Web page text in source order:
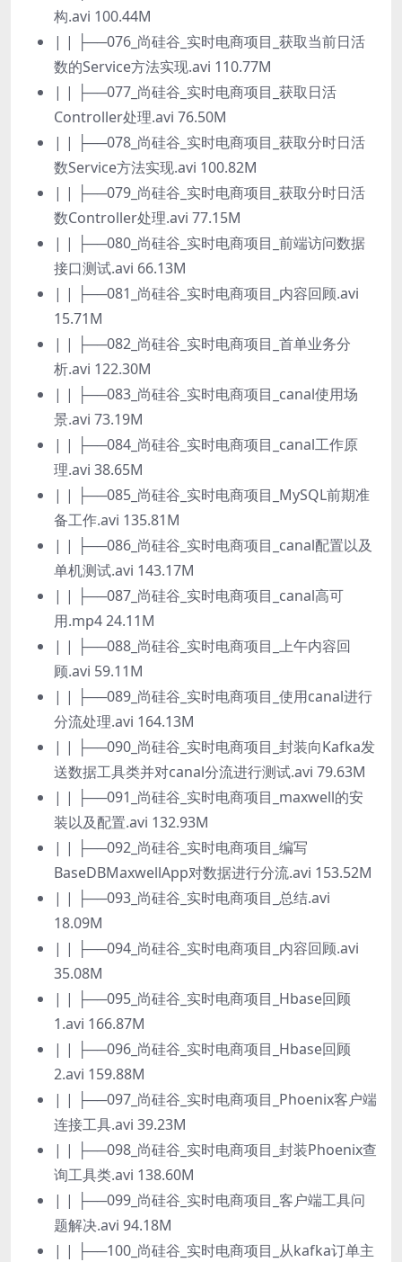
构.avi 100.44M
| | ├──076_尚硅谷_实时电商项目_获取当前日活
数的Service方法实现.avi 110.77M
| | ├──077_尚硅谷_实时电商项目_获取日活
Controller处理.avi 76.50M
| | ├──078_尚硅谷_实时电商项目_获取分时日活
数Service方法实现.avi 100.82M
| | ├──079_尚硅谷_实时电商项目_获取分时日活
数Controller处理.avi 77.15M
| | ├──080_尚硅谷_实时电商项目_前端访问数据
接口测试.avi 66.13M
| | ├──081_尚硅谷_实时电商项目_内容回顾.avi
15.71M
| | ├──082_尚硅谷_实时电商项目_首单业务分
析.avi 122.30M
| | ├──083_尚硅谷_实时电商项目_canal使用场
景.avi 73.19M
| | ├──084_尚硅谷_实时电商项目_canal工作原
理.avi 38.65M
| | ├──085_尚硅谷_实时电商项目_MySQL前期准
备工作.avi 135.81M
| | ├──086_尚硅谷_实时电商项目_canal配置以及
单机测试.avi 143.17M
| | ├──087_尚硅谷_实时电商项目_canal高可
用.mp4 24.11M
| | ├──088_尚硅谷_实时电商项目_上午内容回
顾.avi 59.11M
| | ├──089_尚硅谷_实时电商项目_使用canal进行
分流处理.avi 164.13M
| | ├──090_尚硅谷_实时电商项目_封装向Kafka发
送数据工具类并对canal分流进行测试.avi 79.63M
| | ├──091_尚硅谷_实时电商项目_maxwell的安
装以及配置.avi 132.93M
| | ├──092_尚硅谷_实时电商项目_编写
BaseDBMaxwellApp对数据进行分流.avi 153.52M
| | ├──093_尚硅谷_实时电商项目_总结.avi
18.09M
| | ├──094_尚硅谷_实时电商项目_内容回顾.avi
35.08M
| | ├──095_尚硅谷_实时电商项目_Hbase回顾
1.avi 166.87M
| | ├──096_尚硅谷_实时电商项目_Hbase回顾
2.avi 159.88M
| | ├──097_尚硅谷_实时电商项目_Phoenix客户端
连接工具.avi 39.23M
| | ├──098_尚硅谷_实时电商项目_封装Phoenix查
询工具类.avi 138.60M
| | ├──099_尚硅谷_实时电商项目_客户端工具问
题解决.avi 94.18M
| | ├──100_尚硅谷_实时电商项目_从kafka订单主